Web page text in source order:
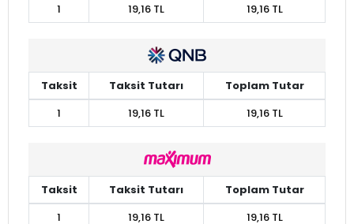
1
19,16 TL 19,16 TL
Taksit Taksit Tutarı
Toplam Tutar
1
19,16 TL 19,16 TL
Taksit Taksit Tutarı
Toplam Tutar
1
19,16 TL 19,16 TL